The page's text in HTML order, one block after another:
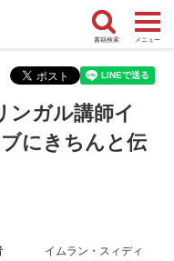
書籍検索 メニュー
ガル講師イ
にきちんと伝
イムラン・スィディ